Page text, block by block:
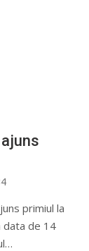
primiul la
data de 14